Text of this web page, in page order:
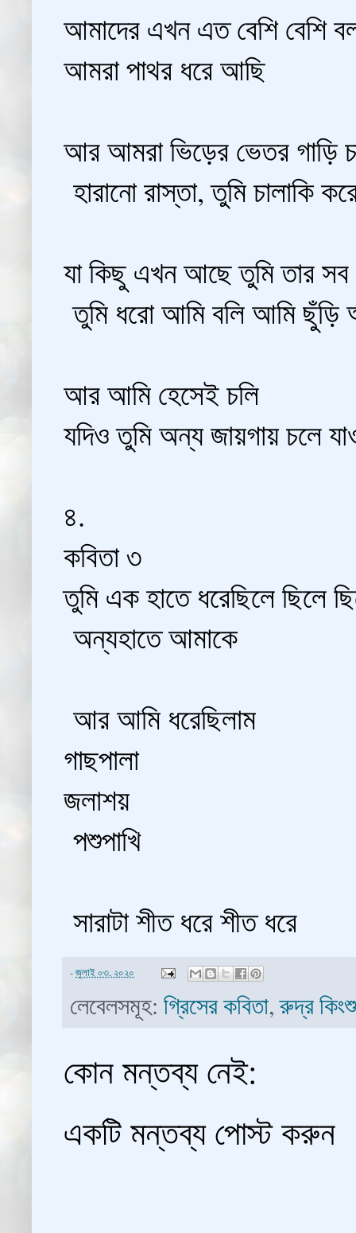
আমাদের এখন এত বেশি বেশি
আমরা পাথর ধরে আছি
আর আমরা ভিড়ের ভেতর গাড়ি
হারানো রাস্তা, তুমি চালাকি
যা কিছু এখন আছে তুমি তার সব
তুমি ধরো আমি বলি আমি ছুঁড়ি
আর আমি হেসেই চলি
যদিও তুমি অন্য জায়গায় চলে
৪.
কবিতা ৩
তুমি এক হাতে ধরেছিলে ছিলে
অন্যহাতে আমাকে
আর আমি ধরেছিলাম
গাছপালা
জলাশয়
পশুপাখি
সারাটা শীত ধরে শীত ধরে
-জুলাই ০৩, ২০২০
লেবেলসমূহ: গ্রিসের কবিতা,রুদ্র
কোন মন্তব্য নেই:
একটি মন্তব্য পোস্ট করুন